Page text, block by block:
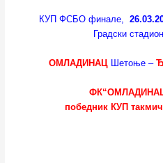
КУП ФСБО финале,
Градски
ОМЛАДИНАЦ Шетоње –
победник КУП